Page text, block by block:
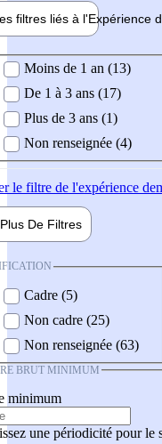
filtres liés à l'Expérience
demandée
Moins de 1 an (13)
De 1 à 3 ans (17)
Plus de 3 ans (1)
Non renseignée (4)
le filtre de l'expérience
Plus De Filtres
Cadre (5)
Non cadre (25)
Non renseignée (63)
BRUT MINIMUM
minimum
une périodicité pour le